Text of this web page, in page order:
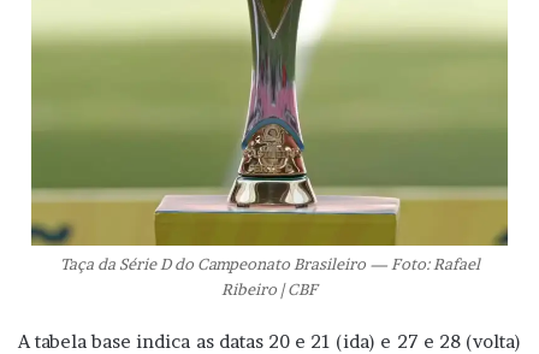
Taça da Série D do Campeonato Brasileiro — Foto: Rafael
Ribeiro | CBF
A tabela base indica as datas 20 e 21 (ida) e 27 e 28 (volta)